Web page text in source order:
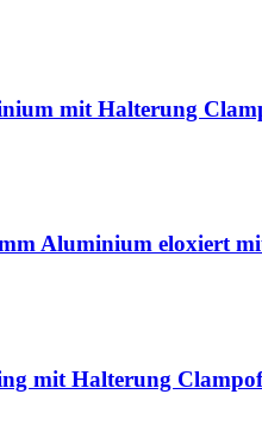
mit Halterung
Aluminium eloxiert
mit Halterung